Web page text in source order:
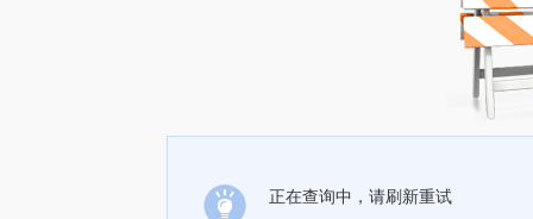
正在查询中，请刷新重试